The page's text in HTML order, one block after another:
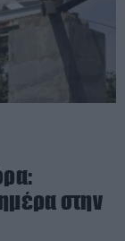
στην